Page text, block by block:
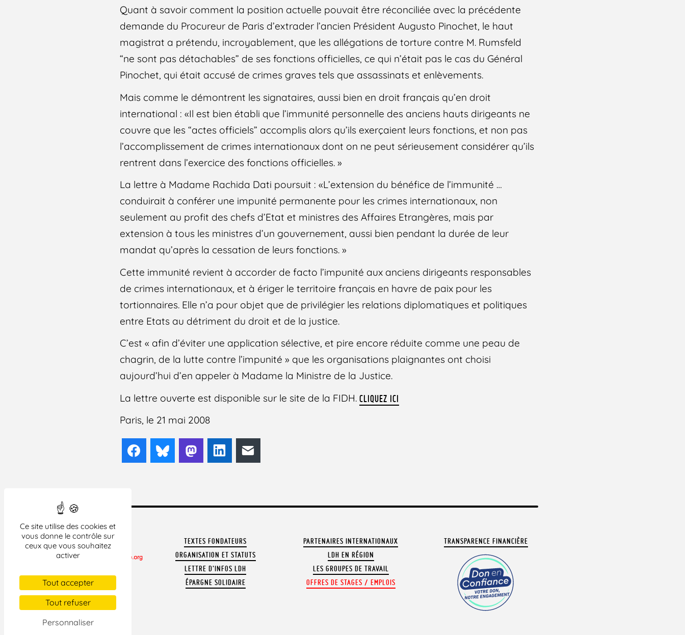
Ce site utilise des cookies et
vous donne le contrôle sur
ceux que vous souhaitez
activer
Tout accepter
Tout refuser
Personnaliser
Quant à savoir comment la position actuelle pouvait être réconciliée avec la précédente
demande du Procureur de Paris d’extrader l’ancien Président Augusto Pinochet, le haut
magistrat a prétendu, incroyablement, que les allégations de torture contre M. Rumsfeld
“ne sont pas détachables” de ses fonctions officielles, ce qui n’était pas le cas du Général
Pinochet, qui était accusé de crimes graves tels que assassinats et enlèvements.
Mais comme le démontrent les signataires, aussi bien en droit français qu’en droit
international : «Il est bien établi que l’immunité personnelle des anciens hauts dirigeants ne
couvre que les “actes officiels” accomplis alors qu’ils exerçaient leurs fonctions, et non pas
l’accomplissement de crimes internationaux dont on ne peut sérieusement considérer qu’ils
rentrent dans l’exercice des fonctions officielles. »
La lettre à Madame Rachida Dati poursuit : «L’extension du bénéfice de l’immunité …
conduirait à conférer une impunité permanente pour les crimes internationaux, non
seulement au profit des chefs d’Etat et ministres des Affaires Etrangères, mais par
extension à tous les ministres d’un gouvernement, aussi bien pendant la durée de leur
mandat qu’après la cessation de leurs fonctions. »
Cette immunité revient à accorder de facto l’impunité aux anciens dirigeants responsables
de crimes internationaux, et à ériger le territoire français en havre de paix pour les
tortionnaires. Elle n’a pour objet que de privilégier les relations diplomatiques et politiques
entre Etats au détriment du droit et de la justice.
C’est « afin d’éviter une application sélective, et pire encore réduite comme une peau de
chagrin, de la lutte contre l’impunité » que les organisations plaignantes ont choisi
aujourd’hui d’en appeler à Madame la Ministre de la Justice.
La lettre ouverte est disponible sur le site de la FIDH.CLIQUEZ ICI
Paris, le 21 mai 2008
FacebookBlueskyMastodonLinkedIn
CONTACTER LA LDH
REVUE DE PRESSE
ARCHIVES
TEXTES FONDATEURS
ORGANISATION ET STATUTS
LETTRE D'INFOS LDH
ÉPARGNE SOLIDAIRE
PARTENAIRES INTERNATIONAUX
LDH EN RÉGION
LES GROUPES DE TRAVAIL
OFFRES DE STAGES / EMPLOIS
TRANSPARENCE FINANCIÈRE